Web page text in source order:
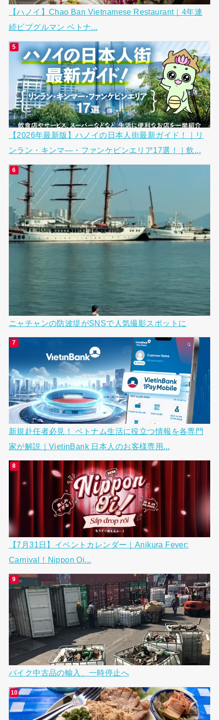
【ハノイ】Chao Ban Vietnamese Restaurant｜4年連
続ビブグルマン ベトナ...
【2026年最新版】ハノイの日本人街最新ガイド！｜リ
ンラン・キンマ―・ファンケビンエリア17選！｜飲...
ニャチャンの防波堤がSNSで人気撮影スポットに
新規赴任者必見！ ベトナム生活に役立つ情報を各専門
家が解説｜VietinBank 日本人のお客様専用...
【7月31日】イベントカレンダー｜Anikura Fever:
Carnival！Nippon Oi...
バイク中古品の輸入、一時停止へ